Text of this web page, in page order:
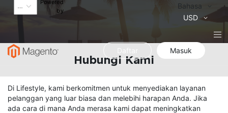
Powered
by
Bahasa
Bahasa
USD
Daftar Masuk
Hubungi Kami
Di Lifestyle, kami berkomitmen untuk menyediakan layanan
pelanggan yang luar biasa dan melebihi harapan Anda. Jika
ada cara di mana Anda merasa kami dapat meningkatkan